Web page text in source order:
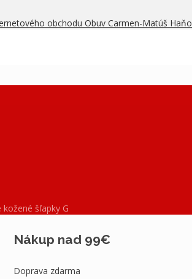
obchodu Obuv Carmen-Matúš Haňo
kožené šľapky G
Nákup nad 99€
Doprava zdarma